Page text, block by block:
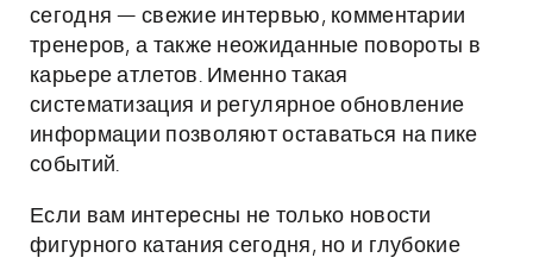
сегодня — свежие интервью, комментарии
тренеров, а также неожиданные повороты в
карьере атлетов. Именно такая
систематизация и регулярное обновление
информации позволяют оставаться на пике
событий.
Если вам интересны не только новости
фигурного катания сегодня, но и глубокие